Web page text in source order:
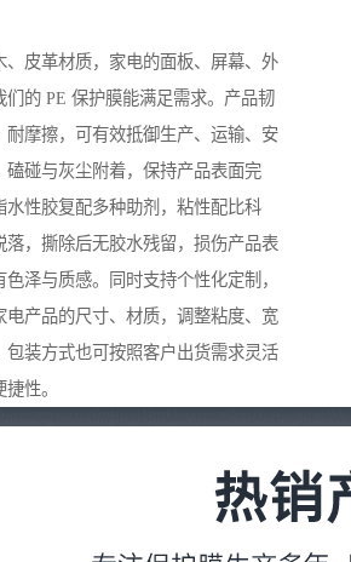
、皮革材质，家电的面板、屏幕、外
们的 PE 保护膜能满足需求。产品韧
耐摩擦，可有效抵御生产、运输、安
磕碰与灰尘附着，保持产品表面完
水性胶复配多种助剂，粘性配比科
落，撕除后无胶水残留，损伤产品表
泽与质感。同时支持个性化定制，
电产品的尺寸、材质，调整粘度、宽
包装方式也可按照客户出货需求灵活
性。